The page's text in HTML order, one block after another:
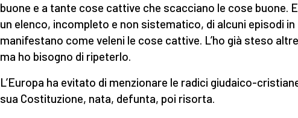
buone e a tante cose cattive che scacciano le cose buone.
un elenco, incompleto e non sistematico, di alcuni episodi in
manifestano come veleni le cose cattive. L’ho già steso
ma ho bisogno di ripeterlo.
L’Europa ha evitato di menzionare le radici giudaico-
sua Costituzione, nata, defunta, poi risorta.